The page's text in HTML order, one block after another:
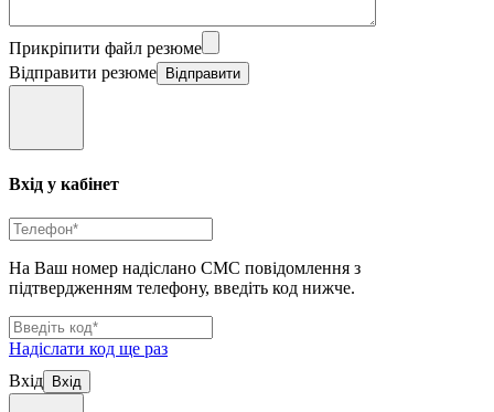
Прикріпити файл резюме
Відправити резюме
Вхід у кабінет
На Ваш номер надіслано СМС повідомлення з
підтвердженням телефону, введіть код нижче.
Надіслати код ще раз
Вхід